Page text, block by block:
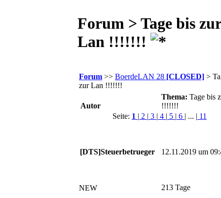
Forum > Tage bis zur
Lan !!!!!!!
Forum >> BoerdeLAN 28 [CLOSED] >
zur Lan !!!!!!!
Autor
Thema: Tage bis
!!!!!!!
Seite: 1 | 2 | 3 | 4 | 5 | 6 | ... | 11
[DTS]Steuerbetrueger 12.11.2019 um
NEW 213 Tage